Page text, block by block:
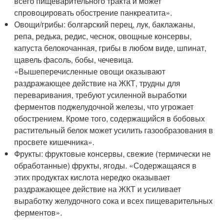
спровоцировать обострение панкреатита».
Овощи/грибы: болгарский перец, лук, баклажаны,
репа, редька, редис, чеснок, овощные консервы,
капуста белокочанная, грибы в любом виде, шпинат,
щавель фасоль, бобы, чечевица.
«Вышеперечисленные овощи оказывают
раздражающее действие на ЖКТ, трудны для
переваривания, требуют усиленной выработки
ферментов поджелудочной железы, что угрожает
обострением. Кроме того, содержащийся в бобовых
растительный белок может усилить газообразования в
просвете кишечника».
Фрукты: фруктовые консервы, свежие (термически не
обработанные) фрукты, ягоды. «Содержащаяся в
этих продуктах кислота нередко оказывает
раздражающее действие на ЖКТ и усиливает
выработку желудочного сока и всех пищеварительных
ферментов».